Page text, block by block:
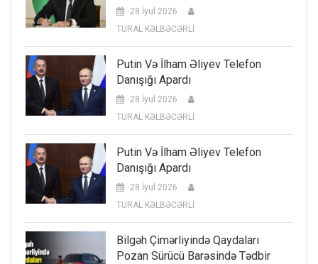
28 İyul 2026
TURAL KƏLBƏCƏRLİ
Putin Və İlham Əliyev Telefon
Danışığı Apardı
28 İyul 2026
TURAL KƏLBƏCƏRLİ
Putin Və İlham Əliyev Telefon
Danışığı Apardı
28 İyul 2026
TURAL KƏLBƏCƏRLİ
Bilgəh Çimərliyində Qaydaları
Pozan Sürücü Barəsində Tədbir